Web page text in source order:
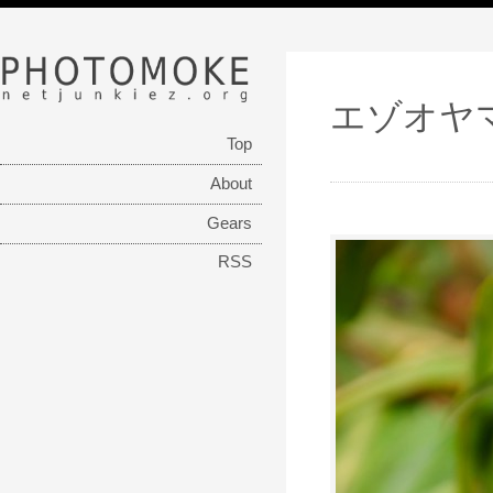
PHOTOMOKE
netjunkiez.org
Top
About
Gears
RSS
エゾオヤ